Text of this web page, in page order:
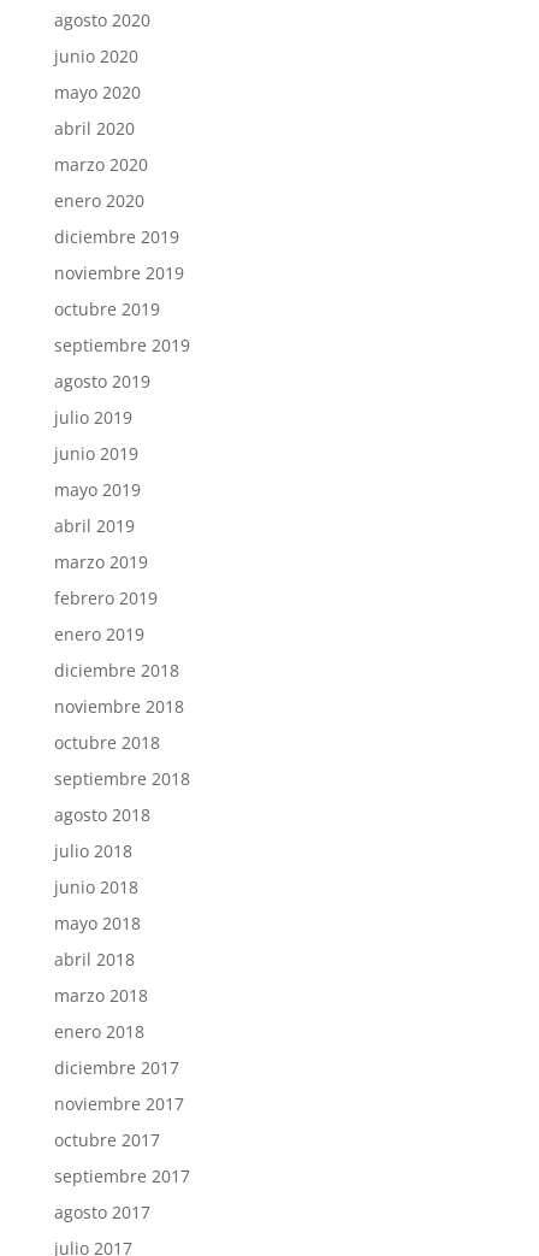
agosto 2020
junio 2020
mayo 2020
abril 2020
marzo 2020
enero 2020
diciembre 2019
noviembre 2019
octubre 2019
septiembre 2019
agosto 2019
julio 2019
junio 2019
mayo 2019
abril 2019
marzo 2019
febrero 2019
enero 2019
diciembre 2018
noviembre 2018
octubre 2018
septiembre 2018
agosto 2018
julio 2018
junio 2018
mayo 2018
abril 2018
marzo 2018
enero 2018
diciembre 2017
noviembre 2017
octubre 2017
septiembre 2017
agosto 2017
julio 2017